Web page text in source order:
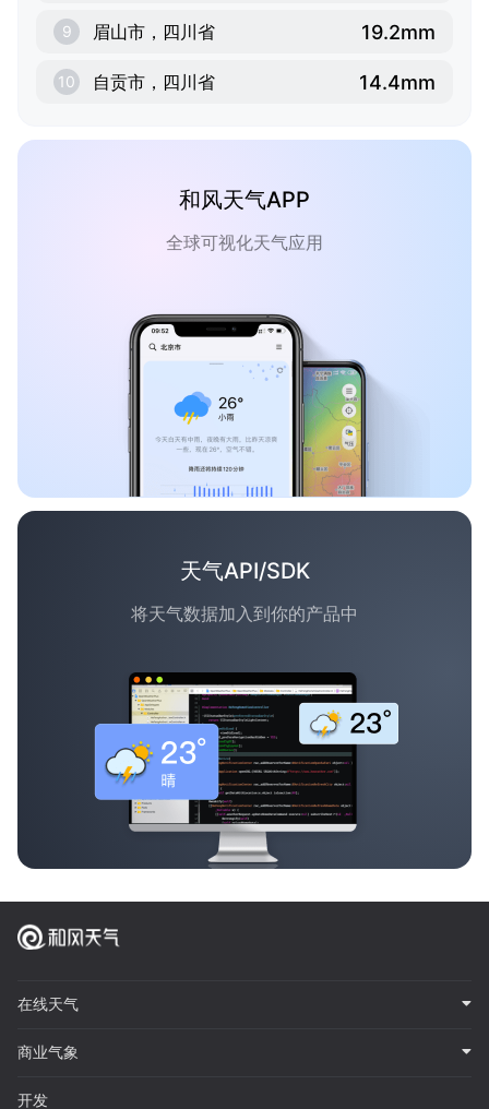
9 眉山市，四川省 19.2mm
10 自贡市，四川省 14.4mm
和风天气APP
全球可视化天气应用
天气API/SDK
将天气数据加入到你的产品中
在线天气
商业气象
开发